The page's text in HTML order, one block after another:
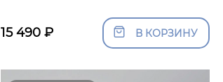
15 490₽ В КОРЗИНУ